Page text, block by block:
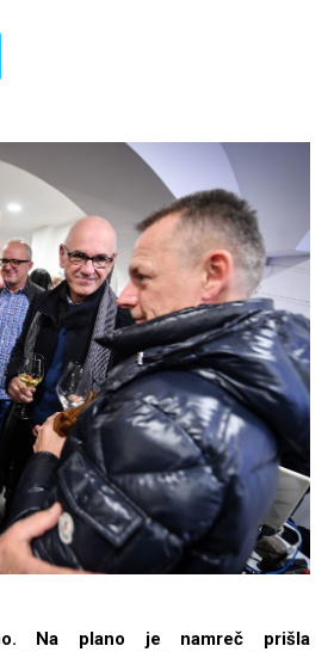
Na plano je namreč prišla